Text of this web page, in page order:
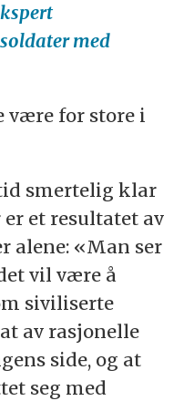
med
være for store i
smertelig klar
et resultatet av
alene: «Man ser
vil være å
siviliserte
av rasjonelle
side, og at
seg med